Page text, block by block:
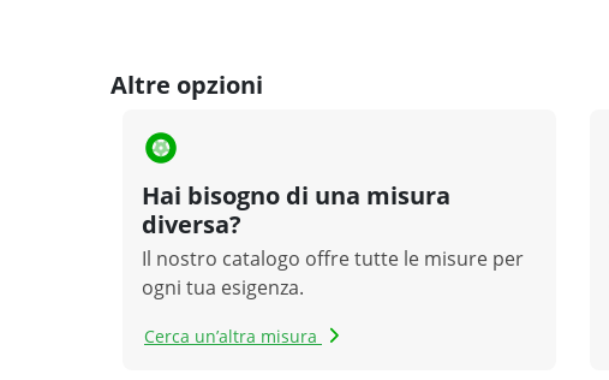
Altre opzioni
Hai bisogno di una misura
diversa?
Il nostro catalogo offre tutte le misure per
ogni tua esigenza.
Cerca un’altra misura